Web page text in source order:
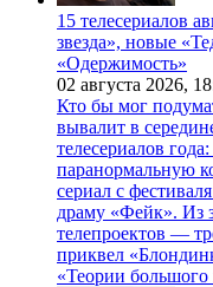
15 телесериалов
звезда», новые
«Одержимость»
02 августа 2026,
Кто бы мог
вывалит в
телесериалов
паранормальную
сериал с
драму «Фейк». Из
телепроектов —
приквел
«Теории большого